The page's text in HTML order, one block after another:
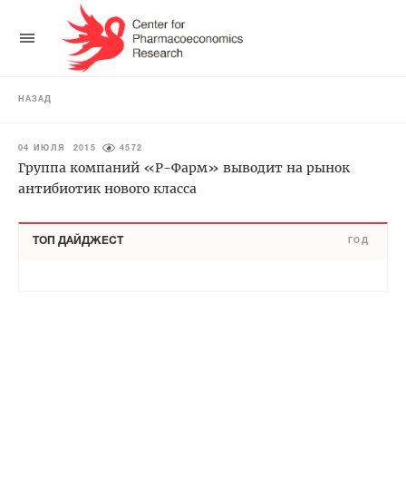
НАЗАД
04 ИЮЛЯ 2015 4572
Группа компаний «Р-Фарм» выводит на рынок
антибиотик нового класса
ТОП ДАЙДЖЕСТ ГОД